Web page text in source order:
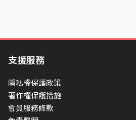
支援服務
隱私權保護政策
著作權保護措施
會員服務條款